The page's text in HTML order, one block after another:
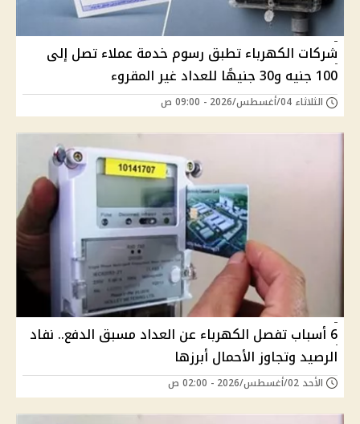
شركات الكهرباء تطبق رسوم خدمة عملاء تصل إلى
100 جنيه و30 جنيهًا للعداد غير المقروء
الثلاثاء 04/أغسطس/2026 - 09:00 ص
6 أسباب تفصل الكهرباء عن العداد مسبق الدفع.. نفاد
الرصيد وتجاوز الأحمال أبرزها
الأحد 02/أغسطس/2026 - 02:00 ص